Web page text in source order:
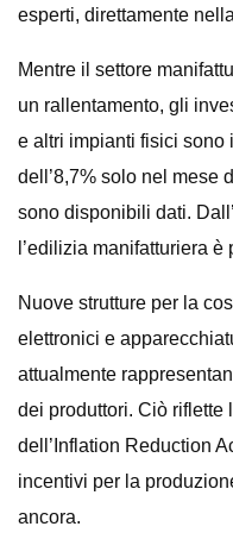
esperti, direttamente
Mentre il settore
un rallentamento, gli
e altri impianti fisici sono
dell’8,7% solo nel mese
sono disponibili dati.
l’edilizia manifatturiera
Nuove strutture per la
elettronici e
attualmente
dei produttori. Ciò riflette
dell’Inflation Reduction
incentivi per la
ancora.